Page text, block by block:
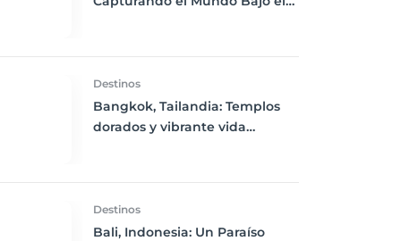
Destinos
Bangkok, Tailandia: Templos
dorados y vibrante vida
Destinos
Bali, Indonesia: Un Paraíso